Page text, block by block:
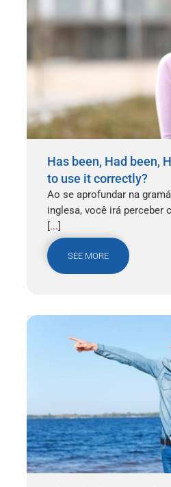
Has been, Had been,
to use it correctly?
Ao se aprofundar na
inglesa, você irá perceber
[...]
SEE MORE